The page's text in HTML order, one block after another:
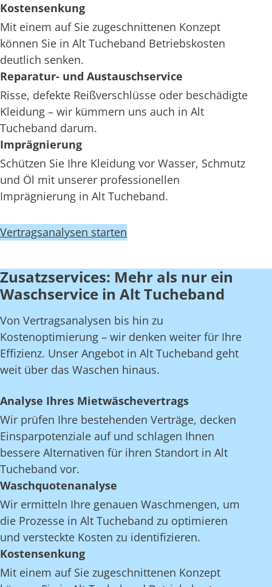
Kostensenkung
Mit einem auf Sie zugeschnittenen Konzept
können Sie in Alt Tucheband Betriebskosten
deutlich senken.
Reparatur- und Austauschservice
Risse, defekte Reißverschlüsse oder beschädigte
Kleidung – wir kümmern uns auch in Alt
Tucheband darum.
Imprägnierung
Schützen Sie Ihre Kleidung vor Wasser, Schmutz
und Öl mit unserer professionellen
Imprägnierung in Alt Tucheband.
Vertragsanalysen starten
Zusatzservices: Mehr als nur ein
Waschservice in Alt Tucheband
Von Vertragsanalysen bis hin zu
Kostenoptimierung – wir denken weiter für Ihre
Effizienz. Unser Angebot in Alt Tucheband geht
weit über das Waschen hinaus.
Analyse Ihres Mietwäschevertrags
Wir prüfen Ihre bestehenden Verträge, decken
Einsparpotenziale auf und schlagen Ihnen
bessere Alternativen für ihren Standort in Alt
Tucheband vor.
Waschquotenanalyse
Wir ermitteln Ihre genauen Waschmengen, um
die Prozesse in Alt Tucheband zu optimieren
und versteckte Kosten zu identifizieren.
Kostensenkung
Mit einem auf Sie zugeschnittenen Konzept